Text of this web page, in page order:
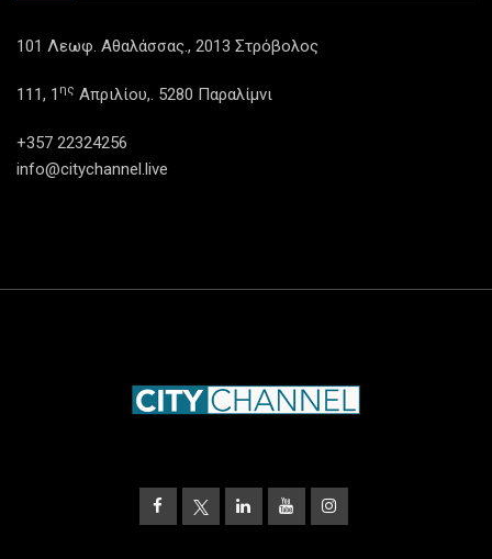
101 Λεωφ. Αθαλάσσας., 2013 Στρόβολος
111, 1 ης Απριλίου,. 5280 Παραλίμνι
+357 22324256
info@citychannel.live